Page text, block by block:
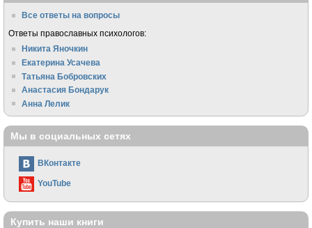
Все ответы на вопросы
Ответы православных психологов:
Никита Яночкин
Екатерина Усачева
Татьяна Бобровских
Анастасия Бондарук
Анна Лелик
Мы в социальных сетях
ВКонтакте
YouTube
Купить наши книги